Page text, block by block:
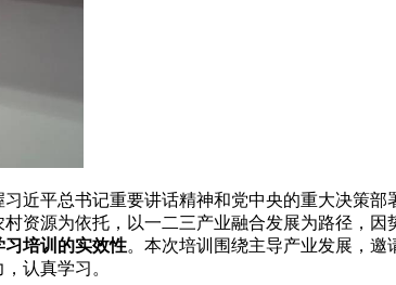
习近平总书记重要讲话精神和党中央的重大决策
资源为依托，以一二三产业融合发展为路径，
习培训的实效性。本次培训围绕主导产业发展，
认真学习。